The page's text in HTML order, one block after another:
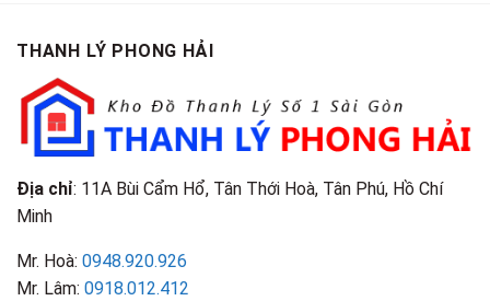
Điểm
Nhận
Biết
THANH LÝ PHONG HẢI
Địa chỉ: 11A Bùi Cẩm Hổ, Tân Thới Hoà, Tân Phú, Hồ Chí
Minh
Mr. Hoà: 0948.920.926
Mr. Lâm: 0918.012.412